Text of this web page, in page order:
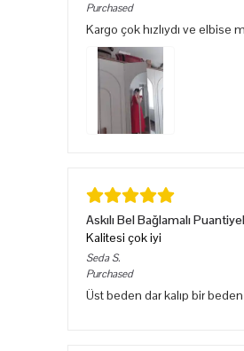
Purchased
Kargo çok hızlıydı ve
Askılı Bel Bağlamalı
Kalitesi çok iyi
Seda S.
Purchased
Üst beden dar kalıp bir